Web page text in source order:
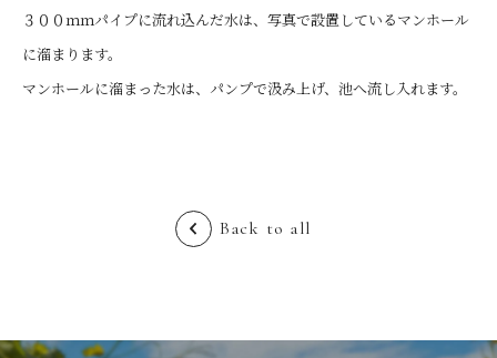
３００ｍｍパイプに流れ込んだ水は、写真で設置しているマンホール
に溜まります。
マンホールに溜まった水は、パンプで汲み上げ、池へ流し入れます。
Back to all